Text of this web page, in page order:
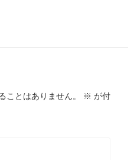
ことはありません。 ※ が付